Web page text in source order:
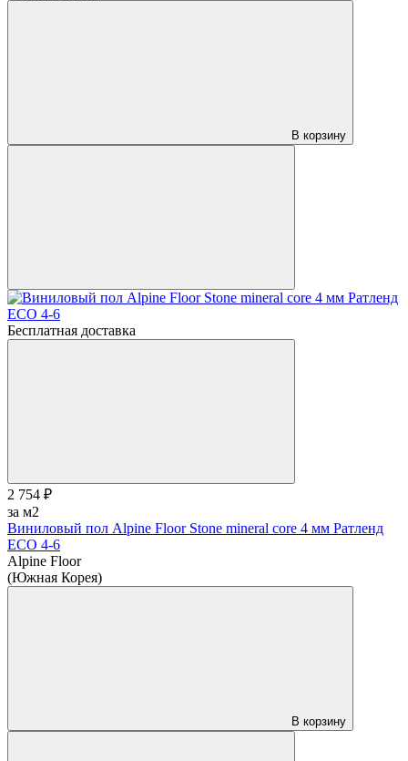
В корзину
Бесплатная доставка
2 754 ₽
за м2
Виниловый пол Alpine Floor Stone mineral core 4 мм Ратленд
ЕСО 4-6
Alpine Floor
(Южная Корея)
В корзину